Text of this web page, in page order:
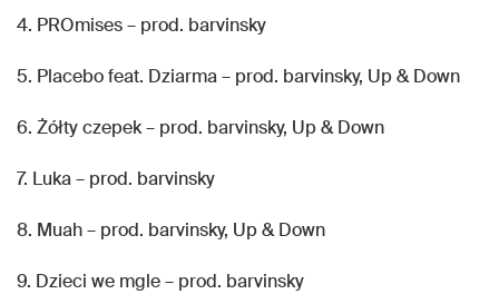
4. PROmises – prod. barvinsky
5. Placebo feat. Dziarma – prod. barvinsky, Up & Down
6. Żółty czepek – prod. barvinsky, Up & Down
7. Luka – prod. barvinsky
8. Muah – prod. barvinsky, Up & Down
9. Dzieci we mgle – prod. barvinsky